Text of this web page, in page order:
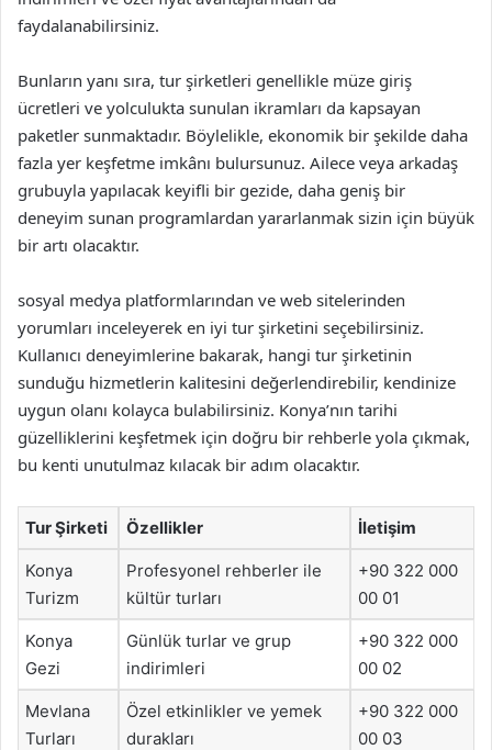
faydalanabilirsiniz.
Bunların yanı sıra, tur şirketleri genellikle müze giriş
ücretleri ve yolculukta sunulan ikramları da kapsayan
paketler sunmaktadır. Böylelikle, ekonomik bir şekilde daha
fazla yer keşfetme imkânı bulursunuz. Ailece veya arkadaş
grubuyla yapılacak keyifli bir gezide, daha geniş bir
deneyim sunan programlardan yararlanmak sizin için büyük
bir artı olacaktır.
sosyal medya platformlarından ve web sitelerinden
yorumları inceleyerek en iyi tur şirketini seçebilirsiniz.
Kullanıcı deneyimlerine bakarak, hangi tur şirketinin
sunduğu hizmetlerin kalitesini değerlendirebilir, kendinize
uygun olanı kolayca bulabilirsiniz. Konya’nın tarihi
güzelliklerini keşfetmek için doğru bir rehberle yola çıkmak,
bu kenti unutulmaz kılacak bir adım olacaktır.
Tur Şirketi Özellikler İletişim
Konya
Turizm
Profesyonel rehberler ile
kültür turları
+90 322 000
00 01
Konya
Gezi
Günlük turlar ve grup
indirimleri
+90 322 000
00 02
Mevlana
Turları
Özel etkinlikler ve yemek
durakları
+90 322 000
00 03